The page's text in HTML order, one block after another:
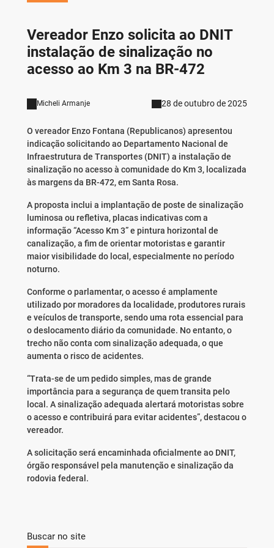
Vereador Enzo solicita ao DNIT
instalação de sinalização no
acesso ao Km 3 na BR-472
Micheli Armanje 28 de outubro de 2025
O vereador Enzo Fontana (Republicanos) apresentou
indicação solicitando ao Departamento Nacional de
Infraestrutura de Transportes (DNIT) a instalação de
sinalização no acesso à comunidade do Km 3, localizada
às margens da BR-472, em Santa Rosa.
A proposta inclui a implantação de poste de sinalização
luminosa ou refletiva, placas indicativas com a
informação “Acesso Km 3” e pintura horizontal de
canalização, a fim de orientar motoristas e garantir
maior visibilidade do local, especialmente no período
noturno.
Conforme o parlamentar, o acesso é amplamente
utilizado por moradores da localidade, produtores rurais
e veículos de transporte, sendo uma rota essencial para
o deslocamento diário da comunidade. No entanto, o
trecho não conta com sinalização adequada, o que
aumenta o risco de acidentes.
“Trata-se de um pedido simples, mas de grande
importância para a segurança de quem transita pelo
local. A sinalização adequada alertará motoristas sobre
o acesso e contribuirá para evitar acidentes”, destacou o
vereador.
A solicitação será encaminhada oficialmente ao DNIT,
órgão responsável pela manutenção e sinalização da
rodovia federal.
Buscar no site